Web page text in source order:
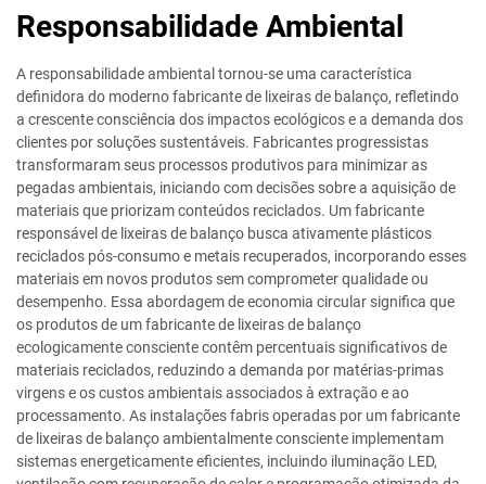
Responsabilidade Ambiental
A responsabilidade ambiental tornou-se uma característica
definidora do moderno fabricante de lixeiras de balanço, refletindo
a crescente consciência dos impactos ecológicos e a demanda dos
clientes por soluções sustentáveis. Fabricantes progressistas
transformaram seus processos produtivos para minimizar as
pegadas ambientais, iniciando com decisões sobre a aquisição de
materiais que priorizam conteúdos reciclados. Um fabricante
responsável de lixeiras de balanço busca ativamente plásticos
reciclados pós-consumo e metais recuperados, incorporando esses
materiais em novos produtos sem comprometer qualidade ou
desempenho. Essa abordagem de economia circular significa que
os produtos de um fabricante de lixeiras de balanço
ecologicamente consciente contêm percentuais significativos de
materiais reciclados, reduzindo a demanda por matérias-primas
virgens e os custos ambientais associados à extração e ao
processamento. As instalações fabris operadas por um fabricante
de lixeiras de balanço ambientalmente consciente implementam
sistemas energeticamente eficientes, incluindo iluminação LED,